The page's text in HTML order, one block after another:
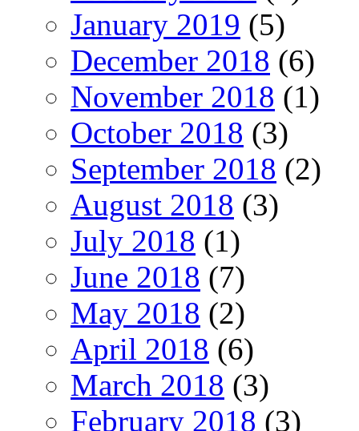
January 2019 (5)
December 2018 (6)
November 2018 (1)
October 2018 (3)
September 2018 (2)
August 2018 (3)
July 2018 (1)
June 2018 (7)
May 2018 (2)
April 2018 (6)
March 2018 (3)
February 2018 (3)